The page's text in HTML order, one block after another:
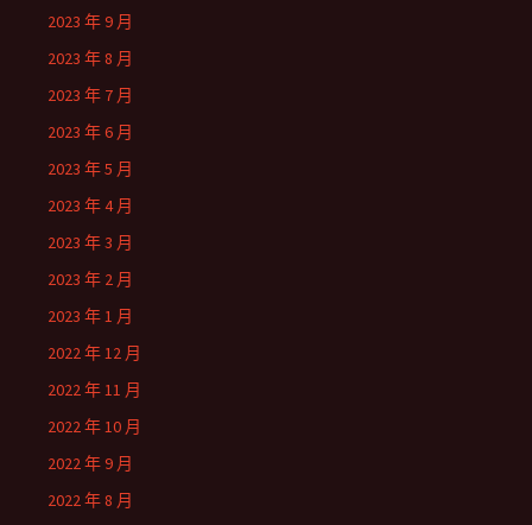
2023 年 9 月
2023 年 8 月
2023 年 7 月
2023 年 6 月
2023 年 5 月
2023 年 4 月
2023 年 3 月
2023 年 2 月
2023 年 1 月
2022 年 12 月
2022 年 11 月
2022 年 10 月
2022 年 9 月
2022 年 8 月